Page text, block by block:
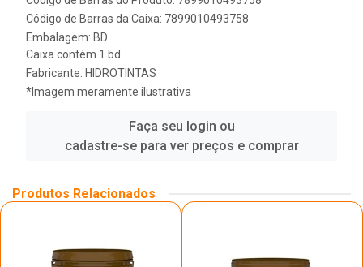
Código de Barras da Caixa: 7899010493758
Embalagem: BD
Caixa contém 1 bd
Fabricante: HIDROTINTAS
*Imagem meramente ilustrativa
Faça seu login ou
cadastre-se para ver preços e comprar
Produtos Relacionados